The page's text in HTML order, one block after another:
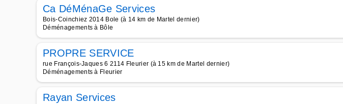
Ca DéMénaGe Services
Bois-Coinchiez 2014 Bole (à 14 km de Martel dernier)
Déménagements à Bôle
PROPRE SERVICE
rue François-Jaques 6 2114 Fleurier (à 15 km de Martel dernier)
Déménagements à Fleurier
Rayan Services